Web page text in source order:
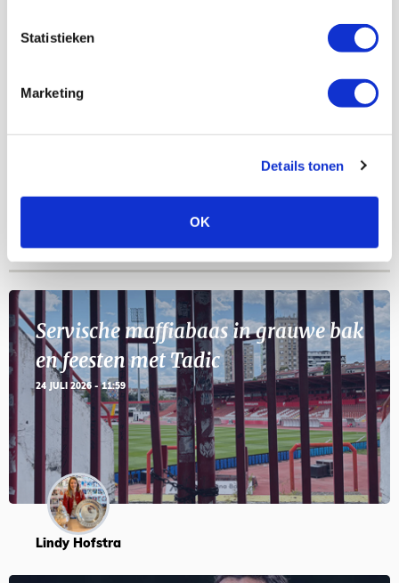
Statistieken
Marketing
Details tonen
OK
Selectiedag ballenjongens/-meiden
Geef Mij Maar Amsterdam
Blogs
Servische maffiabaas in grauwe bak
en feesten met Tadic
24 JULI 2026 - 11:59
Lindy Hofstra